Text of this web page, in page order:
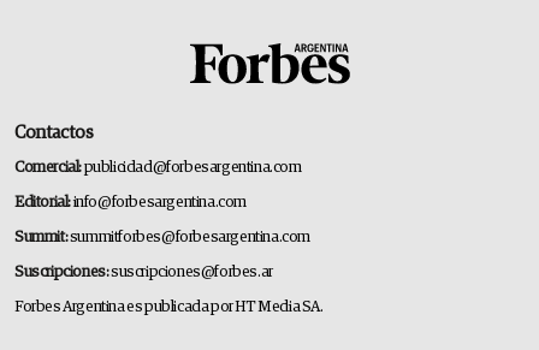
Contactos
Comercial:publicidad@forbesargentina.com
Editorial:info@forbesargentina.com
Summit:summitforbes@forbesargentina.com
Suscripciones:suscripciones@forbes.ar
Forbes Argentina es publicada por HT Media SA.